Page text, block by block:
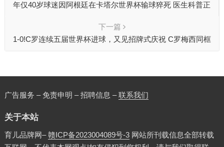
年仅40岁球迷因阿根廷在卡塔尔世界杯输球猝死 医生科普正
下一篇
1-0!C罗连续五届世界杯进球，又见招牌式庆祝 C罗梅西同框
广告服务 – 免责申明 – 招聘信息 –联系我们
关于本站
育儿品牌网–赣ICP备2023004089号-3网站所刊载信息全部转载